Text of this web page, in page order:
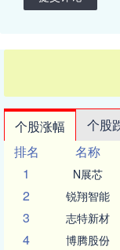
个股涨幅 个股
排名
名称
1
N展芯
2 锐翔智能
3 志特新材
4 博腾股份